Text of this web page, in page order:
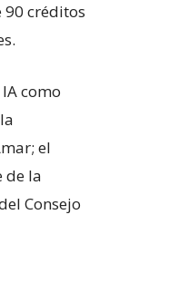
créditos
como
el
de la
Consejo